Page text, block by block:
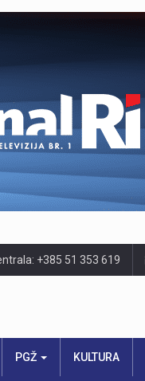
+385 51 353 619
PGŽ KULTURA